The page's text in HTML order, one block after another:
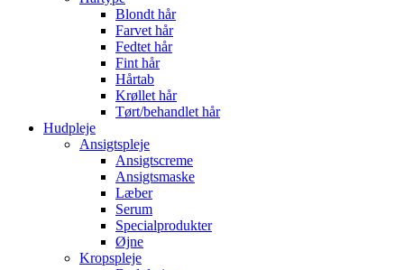
Blondt hår
Farvet hår
Fedtet hår
Fint hår
Hårtab
Krøllet hår
Tørt/behandlet hår
Hudpleje
Ansigtspleje
Ansigtscreme
Ansigtsmaske
Læber
Serum
Specialprodukter
Øjne
Kropspleje